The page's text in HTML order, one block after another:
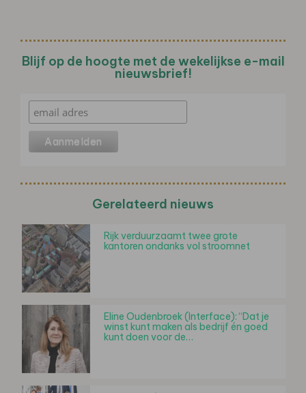
Blijf op de hoogte met de wekelijkse e-mail
nieuwsbrief!
Gerelateerd nieuws
Rijk verduurzaamt twee grote
kantoren ondanks vol stroomnet
Eline Oudenbroek (Interface): “Dat je
winst kunt maken als bedrijf én goed
kunt doen voor de…